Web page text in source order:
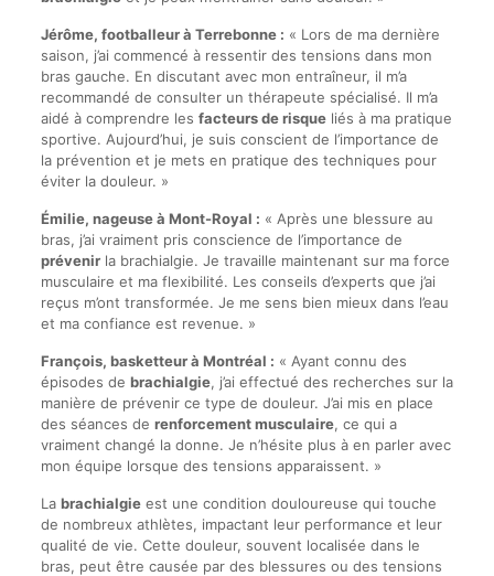
Jérôme, footballeur à Terrebonne : « Lors de ma dernière
saison, j’ai commencé à ressentir des tensions dans mon
bras gauche. En discutant avec mon entraîneur, il m’a
recommandé de consulter un thérapeute spécialisé. Il m’a
aidé à comprendre les facteurs de risqueliés à ma pratique
sportive. Aujourd’hui, je suis conscient de l’importance de
la prévention et je mets en pratique des techniques pour
éviter la douleur. »
Émilie, nageuse à Mont-Royal : « Après une blessure au
bras, j’ai vraiment pris conscience de l’importance de
prévenirla brachialgie. Je travaille maintenant sur ma force
musculaire et ma flexibilité. Les conseils d’experts que j’ai
reçus m’ont transformée. Je me sens bien mieux dans l’eau
et ma confiance est revenue. »
François, basketteur à Montréal : « Ayant connu des
épisodes de brachialgie, j’ai effectué des recherches sur la
manière de prévenir ce type de douleur. J’ai mis en place
des séances de renforcement musculaire, ce qui a
vraiment changé la donne. Je n’hésite plus à en parler avec
mon équipe lorsque des tensions apparaissent. »
La brachialgieest une condition douloureuse qui touche
de nombreux athlètes, impactant leur performance et leur
qualité de vie. Cette douleur, souvent localisée dans le
bras, peut être causée par des blessures ou des tensions